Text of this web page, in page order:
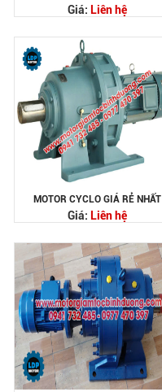
Giá: Liên hệ
MOTOR CYCLO GIÁ RẺ NHẤT
Giá: Liên hệ